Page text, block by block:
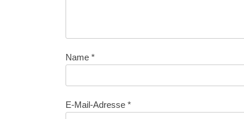
Name *
E-Mail-Adresse *